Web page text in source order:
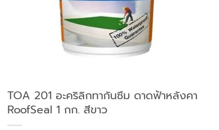
TOA 201 อะคริลิกทากันซึม ดาดฟ้าหลังคา
RoofSeal 1 กก. สีขาว